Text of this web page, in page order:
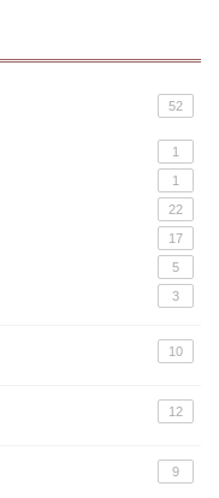
52
1
1
22
17
5
3
10
12
9